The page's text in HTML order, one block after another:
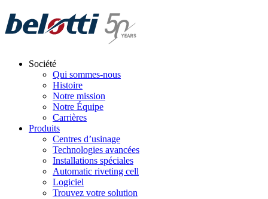
to
content
Société
Qui sommes-nous
Histoire
Notre mission
Notre Équipe
Carrières
Produits
Centres d’usinage
Technologies avancées
Installations spéciales
Automatic riveting cell
Logiciel
Trouvez votre solution